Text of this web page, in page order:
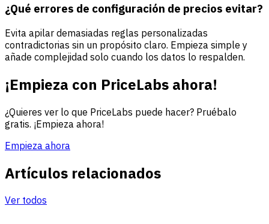
¿Qué errores de configuración de precios evitar?
Evita apilar demasiadas reglas personalizadas
contradictorias sin un propósito claro. Empieza simple y
añade complejidad solo cuando los datos lo respalden.
¡Empieza con PriceLabs ahora!
¿Quieres ver lo que PriceLabs puede hacer? Pruébalo
gratis. ¡Empieza ahora!
Empieza ahora
Artículos relacionados
Ver todos